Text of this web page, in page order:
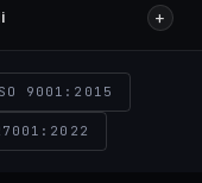
+
9001:2015